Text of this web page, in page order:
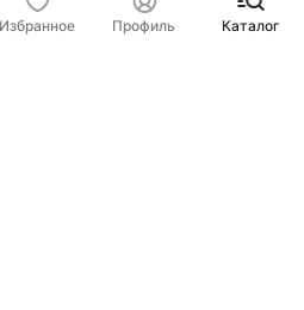
Избранное Профиль Каталог